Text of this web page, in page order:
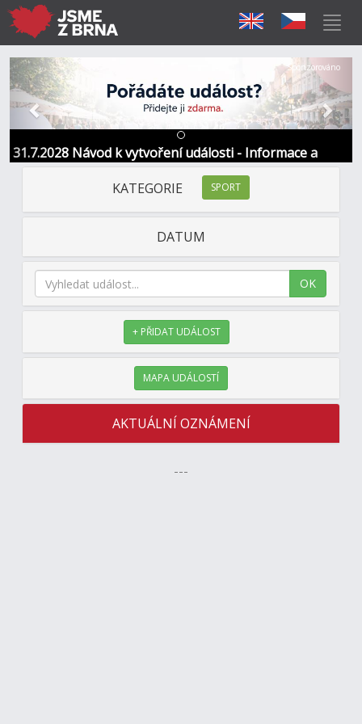
31.7.2028 Návod k vytvoření události - Informace a
kontakt
Předchozí Další
Sponzorováno
KATEGORIE SPORT
DATUM
OK
+ PŘIDAT UDÁLOST
MAPA UDÁLOSTÍ
AKTUÁLNÍ OZNÁMENÍ
---